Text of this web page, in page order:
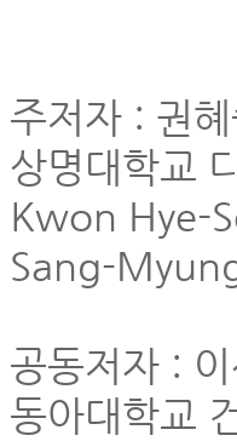
주저자 : 권
상명대학교
Kwon Hye-
Sang-
공동저자 :
동아대학교